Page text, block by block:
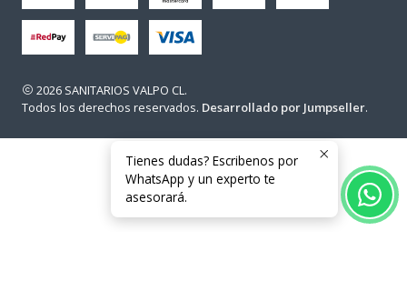
2026 SANITARIOS VALPO CL.
Todos los derechos reservados. Desarrollado por Jumpseller.
Tienes dudas? Escribenos por
WhatsApp y un experto te
asesorará.